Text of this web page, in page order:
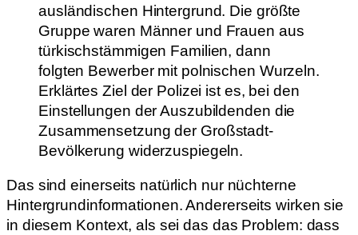
ausländischen Hintergrund. Die größte
Gruppe waren Männer und Frauen aus
türkischstämmigen Familien, dann
folgten Bewerber mit polnischen Wurzeln.
Erklärtes Ziel der Polizei ist es, bei den
Einstellungen der Auszubildenden die
Zusammensetzung der Großstadt-
Bevölkerung widerzuspiegeln.
Das sind einerseits natürlich nur nüchterne
Hintergrundinformationen. Andererseits wirken sie
in diesem Kontext, als sei das das Problem: dass